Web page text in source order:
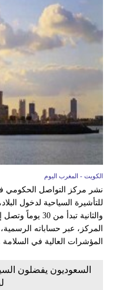
الكويت - المغرب اليوم
نشر مركز التواصل الحكومي
للتأشيرة السياحية لدخول
المركز، عبر حساباته
المؤشرات العالية في السلامة